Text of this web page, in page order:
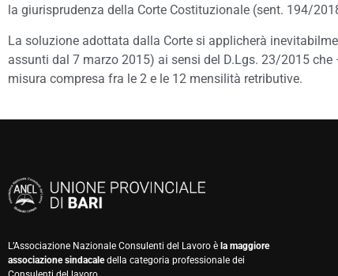
la giurisprudenza della Corte Costituzionale (sent. 194/
La soluzione adottata dalla Corte si applicherà
assunti dal 7 marzo 2015) ai sensi del D.Lgs. 23/2015
misura compresa fra le 2 e le 12 mensilità retributive.
L’Associazione Nazionale Consulenti del Lavoro è la maggiore
associazione sindacaledella categoria professionale dei